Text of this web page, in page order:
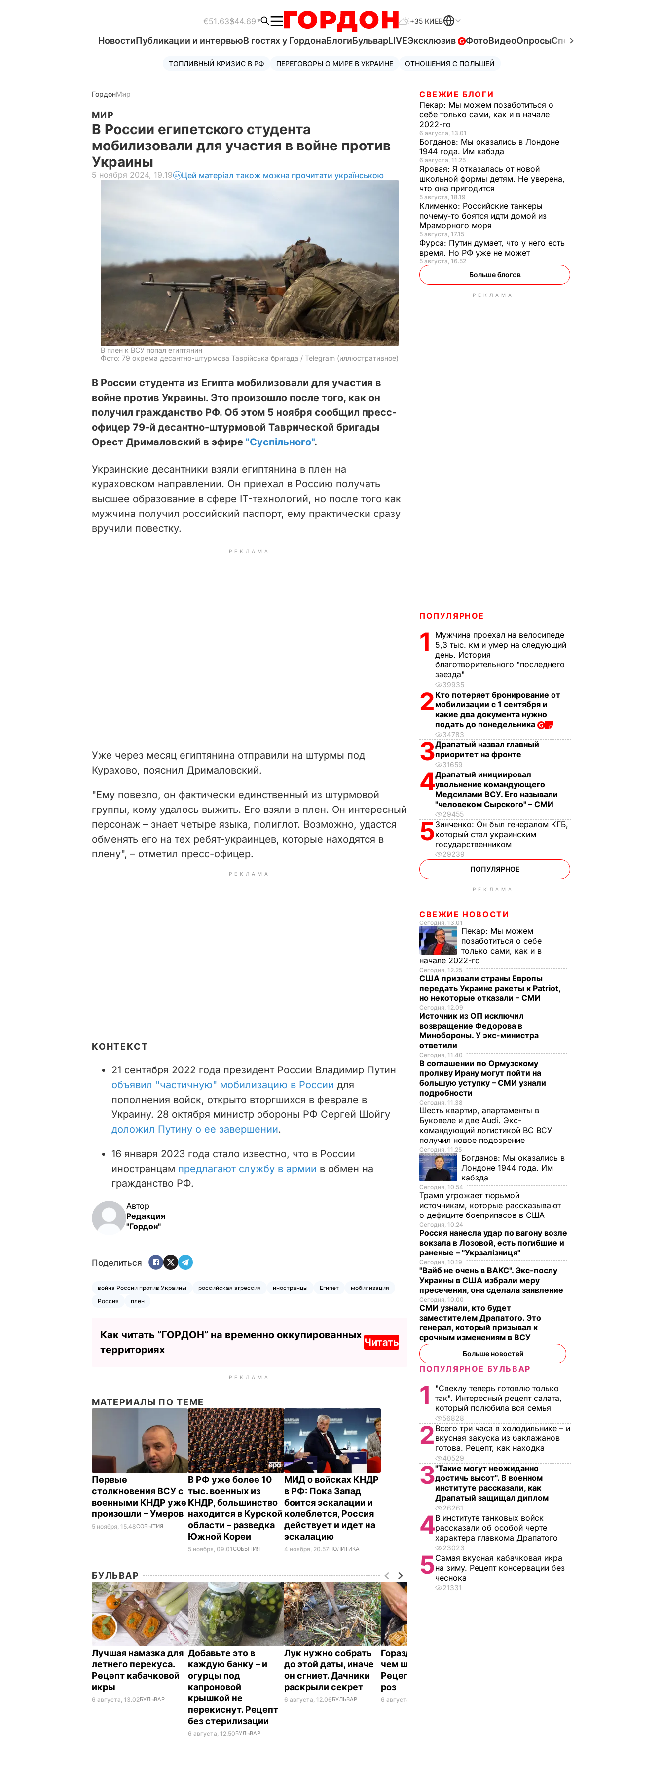
€51.63$44.69 +35 КИЕВ
НовостиПубликации и интервьюВ гостях у ГордонаБлогиБульварLIVEЭксклюзив ФотоВидеоОпросыСпецпроекты
ТОПЛИВНЫЙ КРИЗИС В РФ ПЕРЕГОВОРЫ О МИРЕ В УКРАИНЕ ОТНОШЕНИЯ С ПОЛЬШЕЙ
ГордонМир
МИР
В России египетского студента
мобилизовали для участия в войне против
Украины
5 ноября 2024, 19.19 Цей матеріал також можна прочитати українською
В плен к ВСУ попал египтянин
Фото: 79 окрема десантно-штурмова Таврійська бригада / Telegram (иллюстративное)
В России студента из Египта мобилизовали для участия в
войне против Украины. Это произошло после того, как он
получил гражданство РФ. Об этом 5 ноября сообщил пресс-
офицер 79-й десантно-штурмовой Таврической бригады
Орест Дрималовский в эфире "Суспільного".
Украинские десантники взяли египтянина в плен на
кураховском направлении. Он приехал в Россию получать
высшее образование в сфере IT-технологий, но после того как
мужчина получил российский паспорт, ему практически сразу
вручили повестку.
РЕКЛАМА
Уже через месяц египтянина отправили на штурмы под
Курахово, пояснил Дрималовский.
"Ему повезло, он фактически единственный из штурмовой
группы, кому удалось выжить. Его взяли в плен. Он интересный
персонаж – знает четыре языка, полиглот. Возможно, удастся
обменять его на тех ребят-украинцев, которые находятся в
плену", – отметил пресс-офицер.
РЕКЛАМА
КОНТЕКСТ
21 сентября 2022 года президент России Владимир Путин
объявил "частичную" мобилизацию в России для
пополнения войск, открыто вторгшихся в феврале в
Украину. 28 октября министр обороны РФ Сергей Шойгу
доложил Путину о ее завершении.
16 января 2023 года стало известно, что в России
иностранцам предлагают службу в армии в обмен на
гражданство РФ.
Автор
Редакция
"Гордон"
Поделиться
война России против Украины российская агрессия иностранцы Египет
мобилизация
Россия
плен
Как читать ”ГОРДОН” на временно оккупированных
территориях
Читать
РЕКЛАМА
МАТЕРИАЛЫ ПО ТЕМЕ
Первые
столкновения ВСУ с
военными КНДР уже
произошли – Умеров
5 ноября, 15.48СОБЫТИЯ
В РФ уже более 10
тыс. военных из
КНДР, большинство
находится в Курской
области – разведка
Южной Кореи
5 ноября, 09.01СОБЫТИЯ
МИД о войсках КНДР
в РФ: Пока Запад
боится эскалации и
колеблется, Россия
действует и идет на
эскалацию
4 ноября, 20.57ПОЛИТИКА
БУЛЬВАР
Лучшая намазка для
летнего перекуса.
Рецепт кабачковой
икры
6 августа, 13.02БУЛЬВАР
Добавьте это в
каждую банку – и
огурцы под
капроновой
крышкой не
перекиснут. Рецепт
без стерилизации
6 августа, 12.50БУЛЬВАР
Лук нужно собрать
до этой даты, иначе
он сгниет. Дачники
раскрыли секрет
6 августа, 12.06БУЛЬВАР
Гораздо интереснее,
чем шарлотка.
Рецепт яблочных
роз
6 августа, 11.36
СВЕЖИЕ БЛОГИ
Пекар: Мы можем позаботиться о
себе только сами, как и в начале
2022-го
6 августа, 13.01
Богданов: Мы оказались в Лондоне
1944 года. Им кабзда
6 августа, 11.25
Яровая: Я отказалась от новой
школьной формы детям. Не уверена,
что она пригодится
5 августа, 18.19
Клименко: Российские танкеры
почему-то боятся идти домой из
Мраморного моря
5 августа, 17.15
Фурса: Путин думает, что у него есть
время. Но РФ уже не может
5 августа, 16.52
Больше блогов
РЕКЛАМА
ПОПУЛЯРНОЕ
1
Мужчина проехал на велосипеде
5,3 тыс. км и умер на следующий
день. История
благотворительного "последнего
заезда"
39935
2 Кто потеряет бронирование от
мобилизации с 1 сентября и
какие два документа нужно
подать до понедельника
34783
3Драпатый назвал главный
приоритет на фронте
31659
4Драпатый инициировал
увольнение командующего
Медсилами ВСУ. Его называли
"человеком Сырского" – СМИ
29455
5Зинченко: Он был генералом КГБ,
который стал украинским
государственником
29239
ПОПУЛЯРНОЕ
РЕКЛАМА
СВЕЖИЕ НОВОСТИ
Сегодня, 13.01
Пекар: Мы можем
позаботиться о себе
только сами, как и в
начале 2022-го
Сегодня, 12.25
США призвали страны Европы
передать Украине ракеты к Patriot,
но некоторые отказали – СМИ
Сегодня, 12.09
Источник из ОП исключил
возвращение Федорова в
Минобороны. У экс-министра
ответили
Сегодня, 11.40
В соглашении по Ормузскому
проливу Ирану могут пойти на
большую уступку – СМИ узнали
подробности
Сегодня, 11.38
Шесть квартир, апартаменты в
Буковеле и две Audi. Экс-
командующий логистикой ВС ВСУ
получил новое подозрение
Сегодня, 11.25
Богданов: Мы оказались в
Лондоне 1944 года. Им
кабзда
Сегодня, 10.54
Трамп угрожает тюрьмой
источникам, которые рассказывают
о дефиците боеприпасов в США
Сегодня, 10.24
Россия нанесла удар по вагону возле
вокзала в Лозовой, есть погибшие и
раненые – "Укрзалізниця"
Сегодня, 10.19
"Вайб не очень в ВАКС". Экс-послу
Украины в США избрали меру
пресечения, она сделала заявление
Сегодня, 10.00
СМИ узнали, кто будет
заместителем Драпатого. Это
генерал, который призывал к
срочным изменениям в ВСУ
Больше новостей
ПОПУЛЯРНОЕ БУЛЬВАР
1
"Свеклу теперь готовлю только
так". Интересный рецепт салата,
который полюбила вся семья
56828
2 Всего три часа в холодильнике – и
вкусная закуска из баклажанов
готова. Рецепт, как находка
40529
3"Такие могут неожиданно
достичь высот". В военном
институте рассказали, как
Драпатый защищал диплом
26261
4В институте танковых войск
рассказали об особой черте
характера главкома Драпатого
23023
5Самая вкусная кабачковая икра
на зиму. Рецепт консервации без
чеснока
21331